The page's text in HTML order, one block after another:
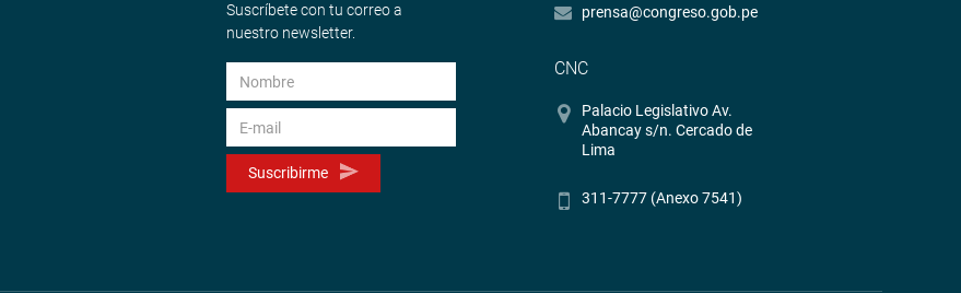
Suscríbete con tu correo a
nuestro newsletter.
Suscribirme
prensa@congreso.gob.pe
CNC
Palacio Legislativo Av.
Abancay s/n. Cercado de
Lima
311-7777 (Anexo 7541)